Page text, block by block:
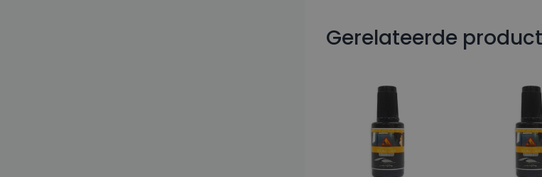
Gerelateerde